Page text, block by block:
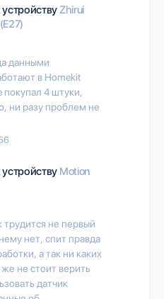
Zhirui
данными
в Homekit
покупал 4 штуки,
ни разу проблем не
Motion
не первый
нет, спит правда
а так ни каких
не стоит верить
датчик